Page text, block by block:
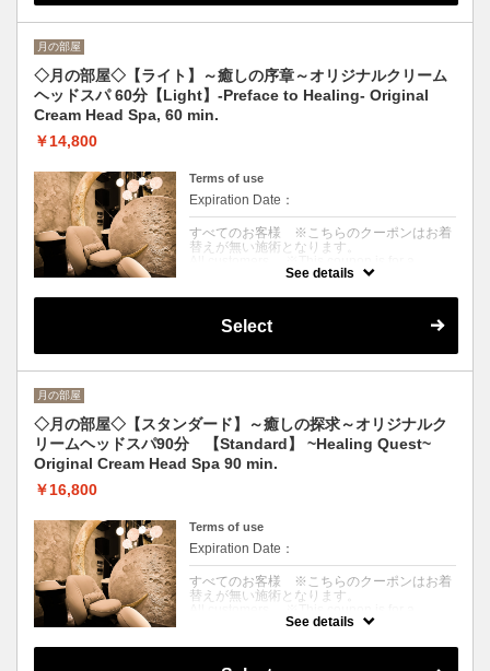
甲骨・デコルテを指圧でマッサージ。目or耳
マッサージに加え、頭皮・髪の究極ケア。ド
〈For those who want to reset the whole
body〉This massage includes a warm/cold
bath, a slow scalp massage with cream, and
an acupressure massage of the neck,
shoulders, shoulder blades, and décolleté.
departure.
月の部屋
◇月の部屋◇【ライト】～癒しの序章～オリジナルクリーム
ヘッドスパ 60分【Light】-Preface to Healing- Original
Cream Head Spa, 60 min.
￥14,800
Terms of use
Expiration Date：
すべてのお客様 ※こちらのクーポンはお着
替えが無い施術となります。
treatment without a change of clothes.
〈短時間ですっきりしたい方〉アロマ香る温
首・肩・デコルテを指圧でしっかりマッサー
ジ。ドライ&ブローまでお仕上げ※来店〜退
short time> Aroma-scented warm cream is
used to slowly massage the scalp, followed
by a firm acupressure massage of the neck,
shoulders, and décolleté. Finish up with dry
and blow-dry
See details
Select
月の部屋
◇月の部屋◇【スタンダード】～癒しの探求～オリジナルク
リームヘッドスパ90分 【Standard】 ~Healing Quest~
Original Cream Head Spa 90 min.
￥16,800
Terms of use
Expiration Date：
すべてのお客様 ※こちらのクーポンはお着
替えが無い施術となります。
treatment without a change of clothes.
See details